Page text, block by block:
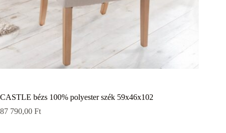
CASTLE bézs 100% polyester szék 59x46x102
87 790,00 Ft